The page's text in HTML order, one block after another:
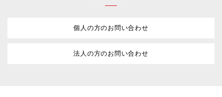
個人の方のお問い合わせ
法人の方のお問い合わせ